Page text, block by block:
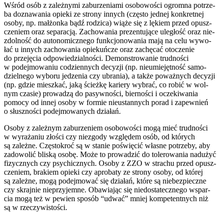
Wśród osób z zależ­ny­mi zabu­rze­nia­mi oso­bo­wo­ści ogrom­na potrze­
ba dozna­wa­nia opie­ki ze stro­ny innych (czę­sto jed­nej kon­kret­nej
oso­by, np. mał­żon­ka bądź rodzi­ca) wią­że się z lękiem przed opusz­
cze­niem oraz sepa­ra­cją. Zachowania pre­zen­tu­ją­ce ule­głość oraz nie­
zdol­ność do auto­no­micz­ne­go funk­cjo­no­wa­nia mają na celu wywo­
łać u innych zacho­wa­nia opie­kuń­cze oraz zachę­cać oto­cze­nie
do prze­ję­cia odpo­wie­dzial­no­ści. Demonstrowanie trud­no­ści
w podej­mo­wa­niu codzien­nych decy­zji (np. nie­umie­jęt­ność samo­
dziel­ne­go wybo­ru jedze­nia czy ubra­nia), a tak­że poważ­nych decy­zji
(np. gdzie miesz­kać, jaką ścież­kę karie­ry wybrać, co robić w wol­
nym cza­sie) pro­wa­dzą do pasyw­no­ści, bier­no­ści i ocze­ki­wa­nia
pomo­cy od innej oso­by w for­mie nie­ustan­nych porad i zapew­nień
o słusz­no­ści podej­mo­wa­nych działań.
Osoby z zależ­nym zabu­rze­niem oso­bo­wo­ści mogą mieć trud­no­ści
w wyra­ża­niu zło­ści czy nie­zgo­dy wzglę­dem osób, od któ­rych
są zależ­ne. Częstokroć są w sta­nie poświę­cić wła­sne potrze­by, aby
zado­wo­lić bli­ską oso­bę. Może to pro­wa­dzić do tole­ro­wa­nia nad­użyć
fizycz­nych czy psy­chicz­nych. Osoby z ZZO w stra­chu przed opusz­
cze­niem, bra­kiem opie­ki czy apro­ba­ty ze stro­ny oso­by, od któ­rej
są zależ­ne, mogą podej­mo­wać się dzia­łań, któ­re są nie­bez­piecz­ne
czy skraj­nie nie­przy­jem­ne. Obawiając się nie­do­sta­tecz­ne­go wspar­
cia mogą też w pewien spo­sób “udwać” mniej kom­pe­tent­nych niż
są w rzeczywistości.